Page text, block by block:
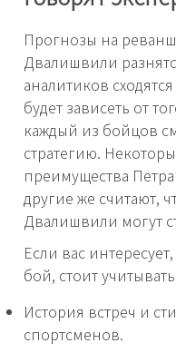
Прогнозы на
Двалишвили
аналитиков
будет зависеть от
каждый из бойцов
стратегию.
преимущества
другие же считают,
Двалишвили могут
Если вас
бой, стоит
История встреч и
спортсменов.